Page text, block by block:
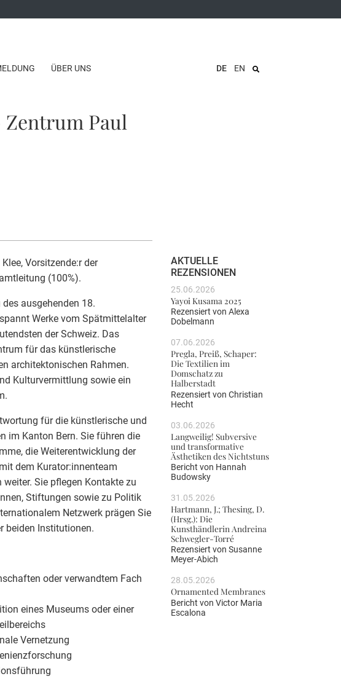
ÜBER UNS DE EN
Paul
Vorsitzende:r der
(100%).
ausgehenden 18.
Werke vom Spätmittelalter
der Schweiz. Das
für das künstlerische
architektonischen Rahmen.
Kulturvermittlung sowie ein
für die künstlerische und
im Kanton Bern. Sie führen die
die Weiterentwicklung der
dem Kurator:innenteam
Sie pflegen Kontakte zu
Stiftungen sowie zu Politik
Netzwerk prägen Sie
beiden Institutionen.
oder verwandtem Fach
eines Museums oder einer
Vernetzung
AKTUELLE
REZENSIONEN
25.06.2026
Yayoi Kusama 2025
Rezensiert von Alexa
Dobelmann
07.06.2026
Pregla, Preiß, Schaper:
Die Textilien im
Domschatz zu
Halberstadt
Rezensiert von Christian
Hecht
03.06.2026
Langweilig! Subversive
und transformative
Ästhetiken des Nichtstuns
Bericht von Hannah
Budowsky
31.05.2026
Hartmann, J.; Thesing, D.
(Hrsg.): Die
Kunsthändlerin Andreina
Schwegler-Torré
Rezensiert von Susanne
Meyer-Abich
28.05.2026
Ornamented Membranes
Bericht von Victor Maria
Escalona